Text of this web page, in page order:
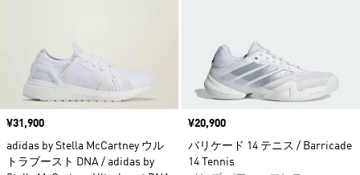
価格
¥31,900
adidas by Stella McCartney ウル
トラブースト DNA / adidas by
価格
¥20,900
バリケード 14 テニス / Barricade
14 Tennis